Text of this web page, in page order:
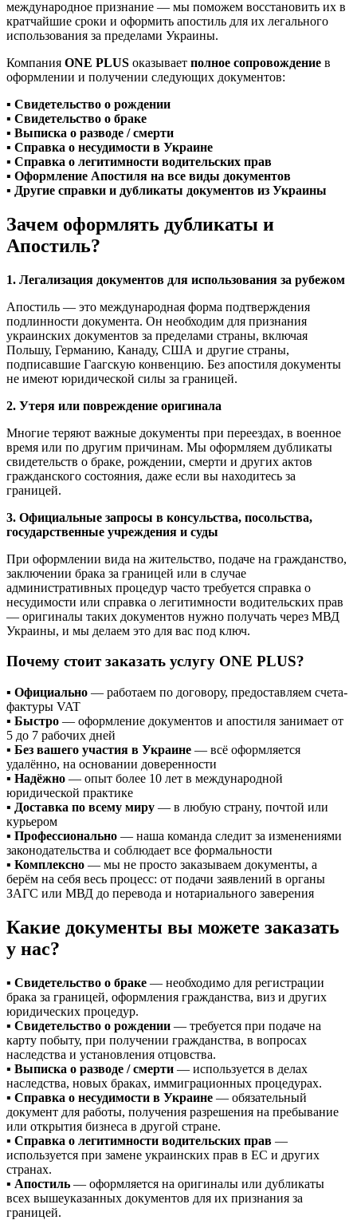
международное признание — мы поможем восстановить их в
кратчайшие сроки и оформить апостиль для их легального
использования за пределами Украины.
Компания ONE PLUS оказывает полное сопровождение в
оформлении и получении следующих документов:
▪️ Свидетельство о рождении
▪️ Свидетельство о браке
▪️ Выписка о разводе / смерти
▪️ Справка о несудимости в Украине
▪️ Справка о легитимности водительских прав
▪️ Оформление Апостиля на все виды документов
▪️ Другие справки и дубликаты документов из Украины
Зачем оформлять дубликаты и
Апостиль?
1. Легализация документов для использования за рубежом
Апостиль — это международная форма подтверждения
подлинности документа. Он необходим для признания
украинских документов за пределами страны, включая
Польшу, Германию, Канаду, США и другие страны,
подписавшие Гаагскую конвенцию. Без апостиля документы
не имеют юридической силы за границей.
2. Утеря или повреждение оригинала
Многие теряют важные документы при переездах, в военное
время или по другим причинам. Мы оформляем дубликаты
свидетельств о браке, рождении, смерти и других актов
гражданского состояния, даже если вы находитесь за
границей.
3. Официальные запросы в консульства, посольства,
государственные учреждения и суды
При оформлении вида на жительство, подаче на гражданство,
заключении брака за границей или в случае
административных процедур часто требуется справка о
несудимости или справка о легитимности водительских прав
— оригиналы таких документов нужно получать через МВД
Украины, и мы делаем это для вас под ключ.
Почему стоит заказать услугу ONE PLUS?
▪️ Официально — работаем по договору, предоставляем счета-
фактуры VAT
▪️ Быстро — оформление документов и апостиля занимает от
5 до 7 рабочих дней
▪️ Без вашего участия в Украине — всё оформляется
удалённо, на основании доверенности
▪️ Надёжно — опыт более 10 лет в международной
юридической практике
▪️ Доставка по всему миру — в любую страну, почтой или
курьером
▪️ Профессионально — наша команда следит за изменениями
законодательства и соблюдает все формальности
▪️ Комплексно — мы не просто заказываем документы, а
берём на себя весь процесс: от подачи заявлений в органы
ЗАГС или МВД до перевода и нотариального заверения
Какие документы вы можете заказать
у нас?
▪️ Свидетельство о браке — необходимо для регистрации
брака за границей, оформления гражданства, виз и других
юридических процедур.
▪️ Свидетельство о рождении — требуется при подаче на
карту побыту, при получении гражданства, в вопросах
наследства и установления отцовства.
▪️ Выписка о разводе / смерти — используется в делах
наследства, новых браках, иммиграционных процедурах.
▪️ Справка о несудимости в Украине — обязательный
документ для работы, получения разрешения на пребывание
или открытия бизнеса в другой стране.
▪️ Справка о легитимности водительских прав —
используется при замене украинских прав в ЕС и других
странах.
▪️ Апостиль — оформляется на оригиналы или дубликаты
всех вышеуказанных документов для их признания за
границей.